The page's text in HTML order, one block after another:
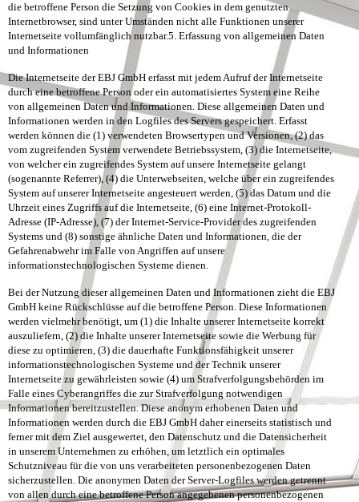
die betroffene Person die Setzung von Cookies in dem genutzten
Internetbrowser, sind unter Umständen nicht alle Funktionen unserer
Internetseite vollumfänglich nutzbar.5. Erfassung von allgemeinen Daten
und Informationen
Die Internetseite der EBJ GmbH erfasst mit jedem Aufruf der Internetseite
durch eine betroffene Person oder ein automatisiertes System eine Reihe
von allgemeinen Daten und Informationen. Diese allgemeinen Daten und
Informationen werden in den Logfiles des Servers gespeichert. Erfasst
werden können die (1) verwendeten Browsertypen und Versionen, (2) das
vom zugreifenden System verwendete Betriebssystem, (3) die Internetseite,
von welcher ein zugreifendes System auf unsere Internetseite gelangt
(sogenannte Referrer), (4) die Unterwebseiten, welche über ein zugreifendes
System auf unserer Internetseite angesteuert werden, (5) das Datum und die
Uhrzeit eines Zugriffs auf die Internetseite, (6) eine Internet-Protokoll-
Adresse (IP-Adresse), (7) der Internet-Service-Provider des zugreifenden
Systems und (8) sonstige ähnliche Daten und Informationen, die der
Gefahrenabwehr im Falle von Angriffen auf unsere
informationstechnologischen Systeme dienen.
Bei der Nutzung dieser allgemeinen Daten und Informationen zieht die EBJ
GmbH keine Rückschlüsse auf die betroffene Person. Diese Informationen
werden vielmehr benötigt, um (1) die Inhalte unserer Internetseite korrekt
auszuliefern, (2) die Inhalte unserer Internetseite sowie die Werbung für
diese zu optimieren, (3) die dauerhafte Funktionsfähigkeit unserer
informationstechnologischen Systeme und der Technik unserer
Internetseite zu gewährleisten sowie (4) um Strafverfolgungsbehörden im
Falle eines Cyberangriffes die zur Strafverfolgung notwendigen
Informationen bereitzustellen. Diese anonym erhobenen Daten und
Informationen werden durch die EBJ GmbH daher einerseits statistisch und
ferner mit dem Ziel ausgewertet, den Datenschutz und die Datensicherheit
in unserem Unternehmen zu erhöhen, um letztlich ein optimales
Schutzniveau für die von uns verarbeiteten personenbezogenen Daten
sicherzustellen. Die anonymen Daten der Server-Logfiles werden getrennt
von allen durch eine betroffene Person angegebenen personenbezogenen